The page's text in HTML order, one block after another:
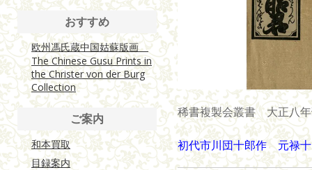
稀書複製会叢書 大正八
初代市川団十郎作 元禄
おすすめ
欧州馮氏蔵中国姑蘇版画
The Chinese Gusu Prints in
the Christer von der Burg
Collection
ご案内
和本買取
目録案内